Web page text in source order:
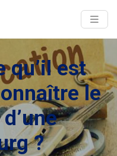
qu’il est
le
?